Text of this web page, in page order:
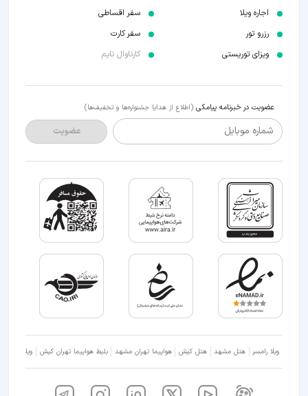
اجاره ویلا
رزرو تور
ویزای توریستی
سفر اقساطی
سفر کارت
کارناوال تایم
عضویت در خبرنامه پیامکی (اطلاع از هدایا جشنواره‌ها و تخفیف‌ها)
شماره موبایل عضویت
ویلا رامسر هتل مشهد هتل کیش هواپیما تهران مشهد بلیط هواپیما تهران کیش ویلا شمال